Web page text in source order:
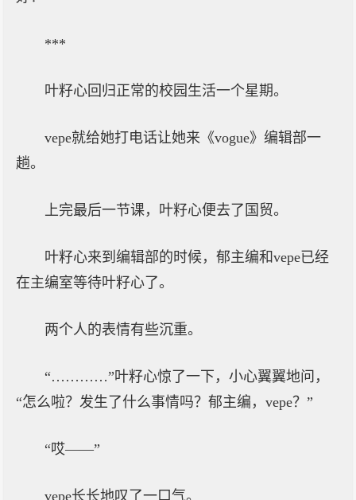
***
叶籽心回归正常的校园生活一个星期。
vepe就给她打电话让她来《vogue》编辑部一
趟。
上完最后一节课，叶籽心便去了国贸。
叶籽心来到编辑部的时候，郁主编和vepe已经
在主编室等待叶籽心了。
两个人的表情有些沉重。
“…………”叶籽心惊了一下，小心翼翼地问，
“怎么啦？发生了什么事情吗？郁主编，vepe？”
“哎——”
vepe长长地叹了一口气。